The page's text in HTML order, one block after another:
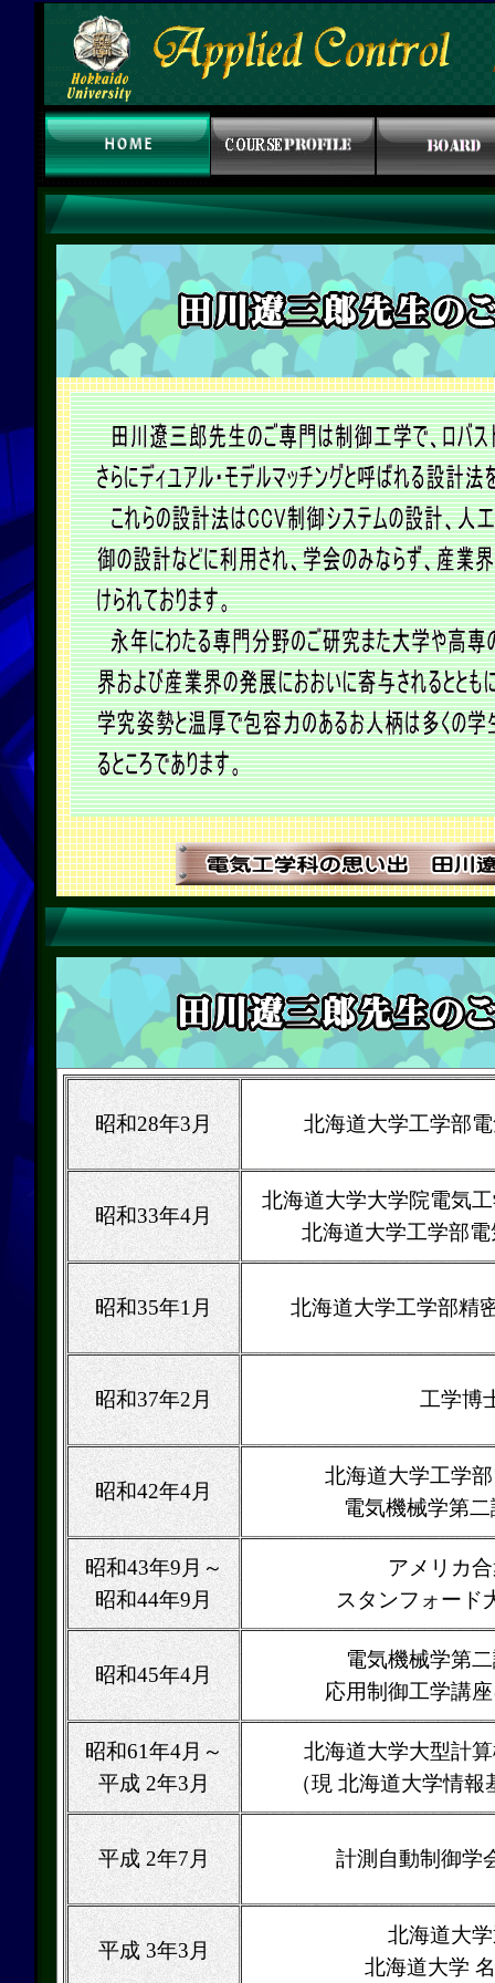
昭和28年3月 北海道大学工学部
昭和33年4月
北海道大学大学院電気
北海道大学工学部
昭和35年1月 北海道大学工学部精
昭和37年2月 工学博
昭和42年4月
北海道大学工学
電気機械学第
昭和43年9月～
昭和44年9月
アメリカ
スタンフォード
昭和45年4月
電気機械学第
応用制御工学講
昭和61年4月～
平成 2年3月
北海道大学大型計
（現 北海道大学情
平成 2年7月 計測自動制御学
平成 3年3月
北海道大
北海道大学